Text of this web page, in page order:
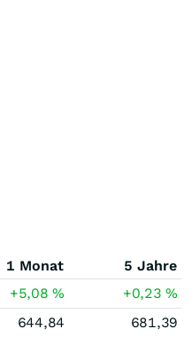
1 Monat
5 Jahre
+5,08% +0,23%
644,84
681,39